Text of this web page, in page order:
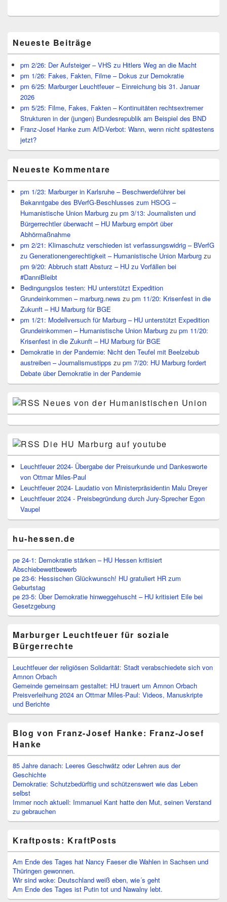
Seitenleisten
Widget-
Bereich
Neueste Beiträge
pm 2/26: Der Aufsteiger – VHS zu Hitlers Weg an die Macht
pm 1/26: Fakes, Fakten, Filme – Dokus zur Demokratie
pm 6/25: Marburger Leuchtfeuer – Einreichung bis 31. Januar
2026
pm 5/25: Filme, Fakes, Fakten – Kontinuitäten rechtsextremer
Strukturen in der (jungen) Bundesrepublik am Beispiel des BND
Franz-Josef Hanke zum AfD-Verbot: Wann, wenn nicht spätestens
jetzt?
Neueste Kommentare
pm 1/23: Marburger in Karlsruhe – Beschwerdeführer bei
Bekanntgabe des BVerfG-Beschlusses zum HSOG –
Humanistische Union Marburg zu pm 3/13: Journalisten und
Bürgerrechtler überwacht – HU Marburg empört über
Abhörmaßnahme
pm 2/21: Klimaschutz verschieden ist verfassungswidrig – BVerfG
zu Generationengerechtigkeit – Humanistische Union Marburg zu
pm 9/20: Abbruch statt Absturz – HU zu Vorfällen bei
#DanniBleibt
Bedingungslos testen: HU unterstützt Expedition
Grundeinkommen – marburg.news zu pm 11/20: Krisenfest in die
Zukunft – HU Marburg für BGE
pm 1/21: Modellversuch für Marburg – HU unterstützt Expedition
Grundeinkommen – Humanistische Union Marburg zu pm 11/20:
Krisenfest in die Zukunft – HU Marburg für BGE
Demokratie in der Pandemie: Nicht den Teufel mit Beelzebub
austreiben – Journalismustipps zu pm 7/20: HU Marburg fordert
Debate über Demokratie in der Pandemie
Neues von der Humanistischen Union
Die HU Marburg auf youtube
Leuchtfeuer 2024- Übergabe der Preisurkunde und Dankesworte
von Ottmar Miles-Paul
Leuchtfeuer 2024- Laudatio von Ministerpräsidentin Malu Dreyer
Leuchtfeuer 2024 - Preisbegründung durch Jury-Sprecher Egon
Vaupel
hu-hessen.de
pe 24-1: Demokratie stärken – HU Hessen kritisiert
Abschiebewettbewerb
pe 23-6: Hessischen Glückwunsch! HU gratuliert HR zum
Geburtstag
pe 23-5: Über Demokratie hinweggehuscht – HU kritisiert Eile bei
Gesetzgebung
Marburger Leuchtfeuer für soziale
Bürgerrechte
Leuchtfeuer der religiösen Solidarität: Stadt verabschiedete sich von
Amnon Orbach
Gemeinde gemeinsam gestaltet: HU trauert um Amnon Orbach
Preisverleihung 2024 an Ottmar Miles-Paul: Videos, Manuskripte
und Berichte
Blog von Franz-Josef Hanke: Franz-Josef
Hanke
85 Jahre danach: Leeres Geschwätz oder Lehren aus der
Geschichte
Demokratie: Schutzbedürftig und schützenswert wie das Leben
selbst
Immer noch aktuell: Immanuel Kant hatte den Mut, seinen Verstand
zu gebrauchen
Kraftposts: KraftPosts
Am Ende des Tages hat Nancy Faeser die Wahlen in Sachsen und
Thüringen gewonnen.
Wir sind woke: Deutschland weiß eben, wie´s geht
Am Ende des Tages ist Putin tot und Nawalny lebt.